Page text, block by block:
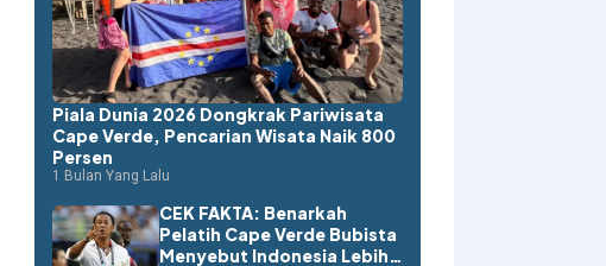
Piala Dunia 2026 Dongkrak Pariwisata
Cape Verde, Pencarian Wisata Naik 800
Persen
1 Bulan Yang Lalu
CEK FAKTA: Benarkah
Pelatih Cape Verde Bubista
Menyebut Indonesia Lebih